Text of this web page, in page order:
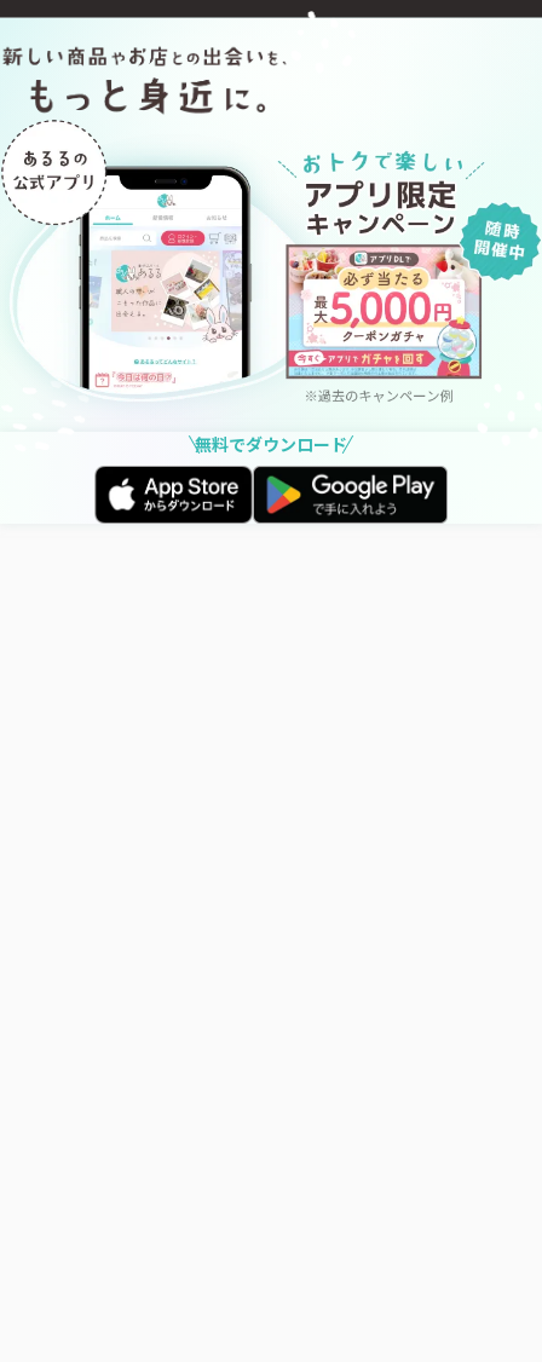
無料でダウンロード